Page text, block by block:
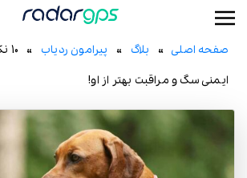
رادار جی پی اس
صفحه اصلی» بلاگ » پیرامون ردیاب
»
ایمنی سگ و مراقبت بهتر از او!